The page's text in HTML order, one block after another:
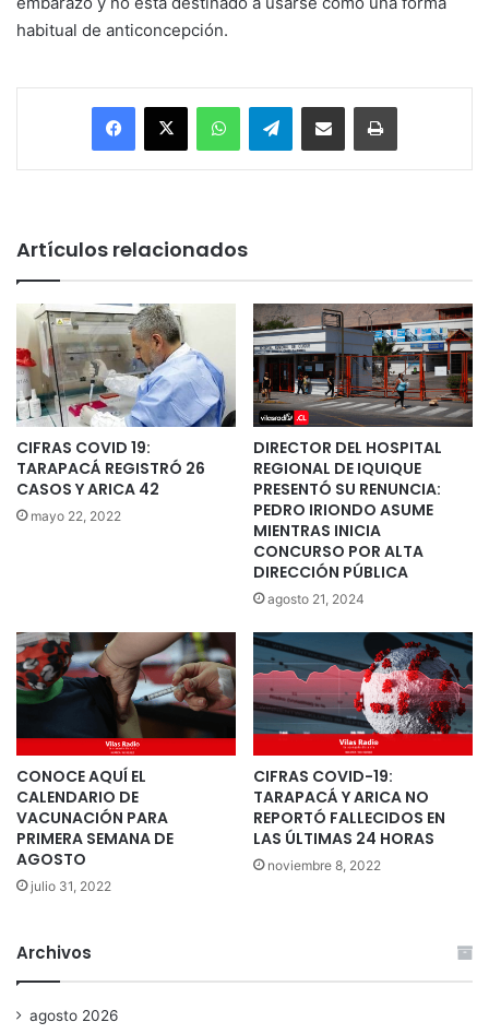
habitual de anticoncepción.
Facebook
X WhatsAppTelegramEnviar vía email Imprimir
Artículos relacionados
CIFRAS COVID 19:
TARAPACÁ REGISTRÓ 26
CASOS Y ARICA 42
mayo 22, 2022
DIRECTOR DEL HOSPITAL
REGIONAL DE IQUIQUE
PRESENTÓ SU RENUNCIA:
PEDRO IRIONDO ASUME
MIENTRAS INICIA
CONCURSO POR ALTA
DIRECCIÓN PÚBLICA
agosto 21, 2024
CONOCE AQUÍ EL
CALENDARIO DE
VACUNACIÓN PARA
PRIMERA SEMANA DE
AGOSTO
julio 31, 2022
CIFRAS COVID-19:
TARAPACÁ Y ARICA NO
REPORTÓ FALLECIDOS EN
LAS ÚLTIMAS 24 HORAS
noviembre 8, 2022
Archivos
agosto 2026